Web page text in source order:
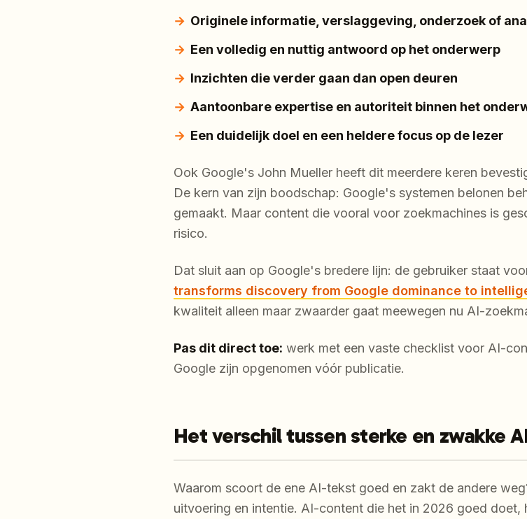
Originele informatie, verslaggeving, onderzoek of
Een volledig en nuttig antwoord op het onderwerp
Inzichten die verder gaan dan open deuren
Aantoonbare expertise en autoriteit binnen het
Een duidelijk doel en een heldere focus op de lezer
Ook Google's John Mueller heeft dit meerdere keren
De kern van zijn boodschap: Google's systemen belonen
gemaakt. Maar content die vooral voor zoekmachines is
risico.
Dat sluit aan op Google's bredere lijn: de gebruiker staat
transforms discovery from Google dominance to
kwaliteit alleen maar zwaarder gaat meewegen nu AI-
Pas dit direct toe: werk met een vaste checklist voor AI-
Google zijn opgenomen vóór publicatie.
Het verschil tussen sterke en zwakke
Waarom scoort de ene AI-tekst goed en zakt de andere
uitvoering en intentie. AI-content die het in 2026 goed doet,